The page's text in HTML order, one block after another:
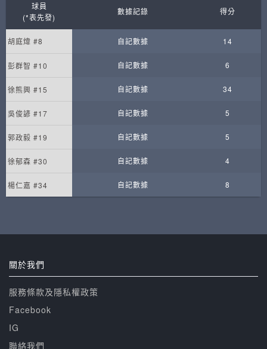
球員
(*表先發)
數據記錄 得分
胡庭煒 #8 自記數據 14
彭群智 #10 自記數據 6
徐熊興 #15 自記數據 34
吳俊諺 #17 自記數據 5
郭政毅 #19 自記數據 5
徐郁森 #30 自記數據 4
楊仁嘉 #34 自記數據 8
關於我們
服務條款及隱私權政策
Facebook
IG
聯絡我們